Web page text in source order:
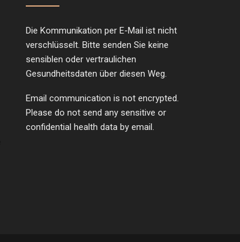
Die Kommunikation per E-Mail ist nicht
verschlüsselt. Bitte senden Sie keine
sensiblen oder vertraulichen
Gesundheitsdaten über diesen Weg.
Email communication is not encrypted.
Please do not send any sensitive or
confidential health data by email.